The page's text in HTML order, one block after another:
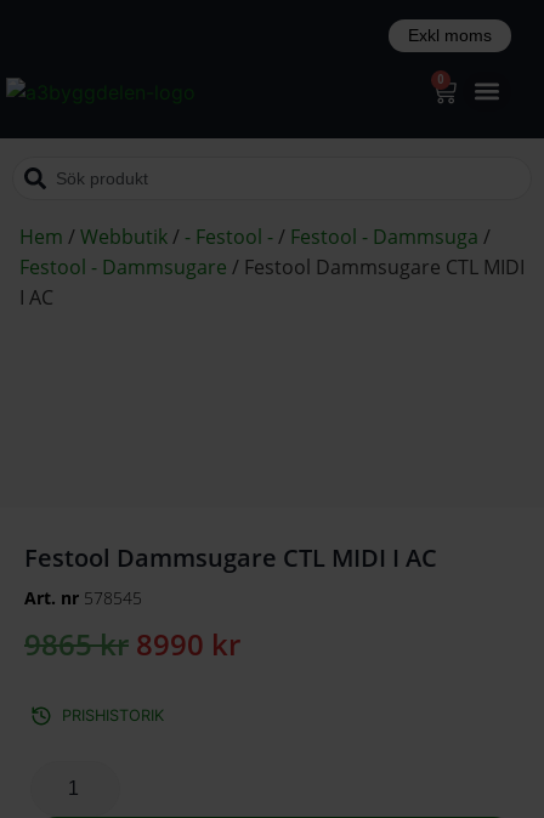
0
Hem /Webbutik/ - Festool -/ Festool - Dammsuga /
Festool - Dammsugare / Festool Dammsugare CTL MIDI
I AC
Festool Dammsugare CTL MIDI I AC
Art. nr 578545
9865kr 8990 kr
PRISHISTORIK